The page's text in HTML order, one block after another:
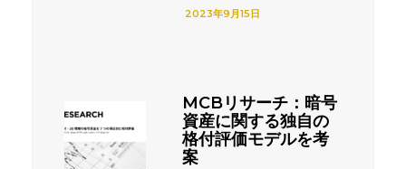
2023年9月15日
MCBリサーチ：暗号
資産に関する独自の
格付評価モデルを考
案